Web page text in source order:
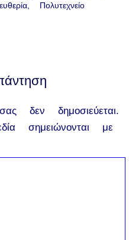
Πολυτεχνείο
δεν δημοσιεύεται.
σημειώνονται με